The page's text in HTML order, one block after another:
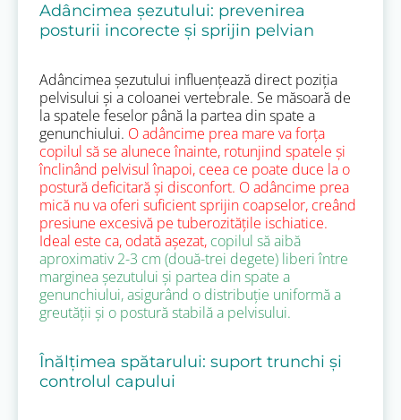
Adâncimea șezutului: prevenirea
posturii incorecte și sprijin pelvian
Adâncimea șezutului influențează direct poziția
pelvisului și a coloanei vertebrale. Se măsoară de
la spatele feselor până la partea din spate a
genunchiului. O adâncime prea mare va forța
copilul să se alunece înainte, rotunjind spatele și
înclinând pelvisul înapoi, ceea ce poate duce la o
postură deficitară și disconfort. O adâncime prea
mică nu va oferi suficient sprijin coapselor, creând
presiune excesivă pe tuberozitățile ischiatice.
Ideal este ca, odată așezat, copilul să aibă
aproximativ 2-3 cm (două-trei degete) liberi între
marginea șezutului și partea din spate a
genunchiului, asigurând o distribuție uniformă a
greutății și o postură stabilă a pelvisului.
Înălțimea spătarului: suport trunchi și
controlul capului